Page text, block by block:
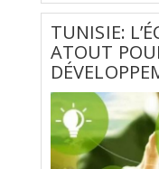
TUNISIE:
ATOUT